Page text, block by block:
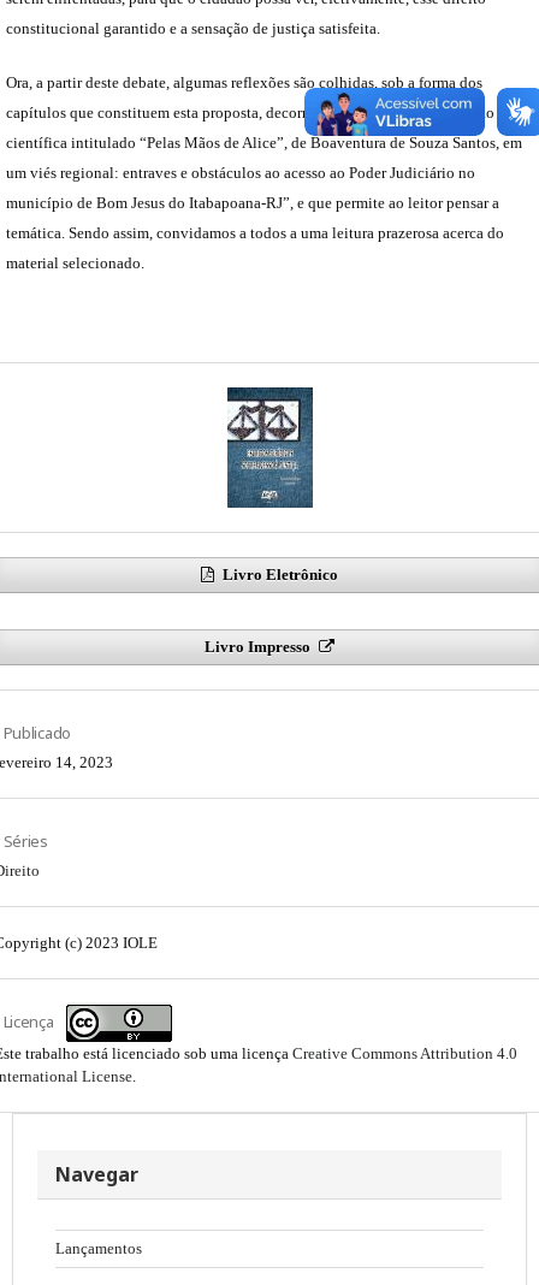
constitucional garantido e a sensação de justiça satisfeita.
Ora, a partir deste debate, algumas reflexões são colhidas, sob a forma dos
capítulos que constituem esta proposta, decorrentes do projeto de iniciação
científica intitulado “Pelas Mãos de Alice”, de Boaventura de Souza Santos, em
um viés regional: entraves e obstáculos ao acesso ao Poder Judiciário no
município de Bom Jesus do Itabapoana-RJ”, e que permite ao leitor pensar a
temática. Sendo assim, convidamos a todos a uma leitura prazerosa acerca do
material selecionado.
Livro Eletrônico
Livro Impresso
Publicado
14, 2023
Séries
(c) 2023 IOLE
Licença
trabalho está licenciado sob uma licença Creative Commons Attribution 4.0
License.
Navegar
Lançamentos